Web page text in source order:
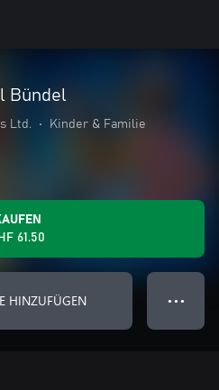
Bündel
Ltd. • Kinder & Familie
61.50
HINZUFÜGEN ● ● ●